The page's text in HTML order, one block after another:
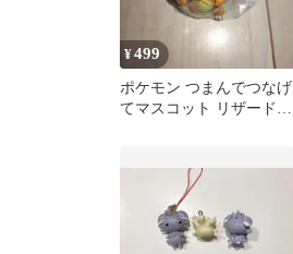
¥499
ポケモン つまんでつなげ
てマスコット リザード